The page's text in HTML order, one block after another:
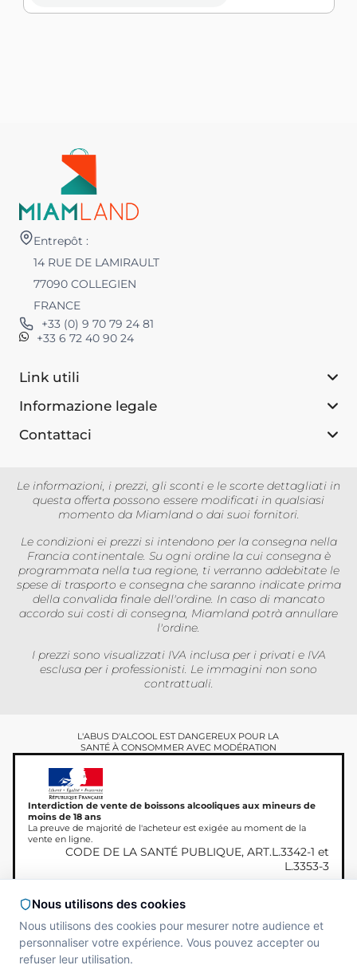
Entrepôt :
14 RUE DE LAMIRAULT
77090 COLLEGIEN
FRANCE
+33 (0) 9 70 79 24 81
+33 6 72 40 90 24
Link utili
Informazione legale
Contattaci
Le informazioni, i prezzi, gli sconti e le scorte dettagliati in
questa offerta possono essere modificati in qualsiasi
momento da Miamland o dai suoi fornitori.
Le condizioni ei prezzi si intendono per la consegna nella
Francia continentale. Su ogni ordine la cui consegna è
programmata nella tua regione, ti verranno addebitate le
spese di trasporto e consegna che saranno indicate prima
della convalida finale dell'ordine. In caso di mancato
accordo sui costi di consegna, Miamland potrà annullare
l'ordine.
I prezzi sono visualizzati IVA inclusa per i privati ​​e IVA
esclusa per i professionisti. Le immagini non sono
contrattuali.
L'ABUS D'ALCOOL EST DANGEREUX POUR LA
SANTÉ À CONSOMMER AVEC MODÉRATION
Interdiction de vente de boissons alcooliques aux mineurs de
moins de 18 ans
La preuve de majorité de l'acheteur est exigée au moment de la
vente en ligne.
CODE DE LA SANTÉ PUBLIQUE, ART.L.3342-1 et
L.3353-3
Copyright © 2026
Miamland, Tutti i diritti
riservati.
Site réalisé parMAADAM
SOLUTIONS
Nous utilisons des cookies
Nous utilisons des cookies pour mesurer notre audience et
personnaliser votre expérience. Vous pouvez accepter ou
refuser leur utilisation.